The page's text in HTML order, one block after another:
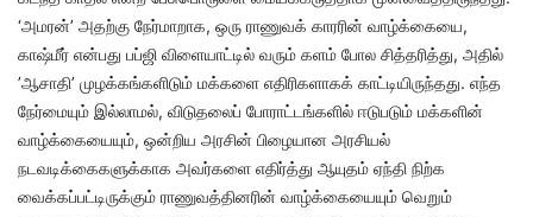
‘அமரன்’ அதற்கு நேர்மாறாக, ஒரு ராணுவக் காரரின் வாழ்க்கையை,
காஷ்மீர் என்பது பப்ஜி விளையாட்டில் வரும் களம் போல சித்தரித்து, அதில்
’ஆசாதி’ முழக்கங்களிடும் மக்களை எதிரிகளாகக் காட்டியிருந்தது. எந்த
நேர்மையும் இல்லாமல், விடுதலைப் போராட்டங்களில் ஈடுபடும் மக்களின்
வாழ்க்கையையும், ஒன்றிய அரசின் பிழையான அரசியல்
நடவடிக்கைகளுக்காக அவர்களை எதிர்த்து ஆயுதம் ஏந்தி நிற்க
வைக்கப்பட்டிருக்கும் ராணுவத்தினரின் வாழ்க்கையையும் வெறும்